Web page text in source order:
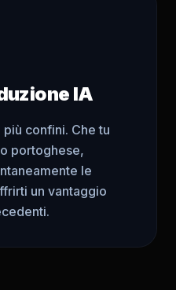
IA
confini. Che tu
portoghese,
le
un vantaggio